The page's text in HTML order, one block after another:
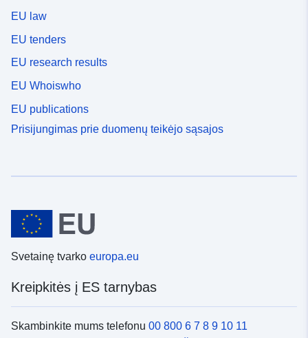
EU law
EU tenders
EU research results
EU Whoiswho
EU publications
Prisijungimas prie duomenų teikėjo sąsajos
Svetainę tvarko europa.eu
Kreipkitės į ES tarnybas
Skambinkite mums telefonu 00 800 6 7 8 9 10 11